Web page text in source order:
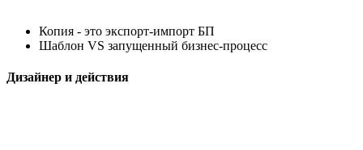
Копия - это экспорт-импорт БП
Шаблон VS запущенный бизнес-процесс
Дизайнер и действия